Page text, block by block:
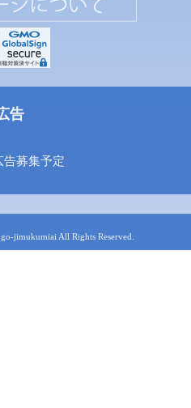
告
告募集予定
jimukumiai All Rights Reserved.